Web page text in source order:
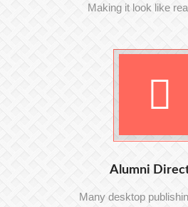
Making it look like
Alumni
Many desktop